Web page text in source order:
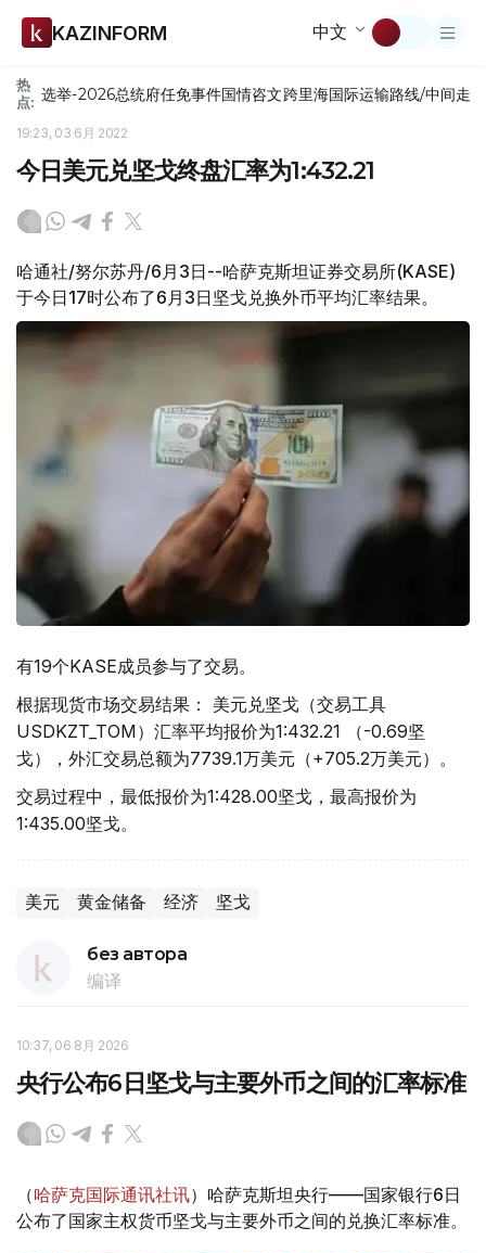
KAZINFORM 中文
热
点: 选举-2026总统府任免事件国情咨文跨里海国际运输路线/中间走廊
19:23, 03 6月 2022
今日美元兑坚戈终盘汇率为1:432.21
哈通社/努尔苏丹/6月3日--哈萨克斯坦证券交易所(KASE)
于今日17时公布了6月3日坚戈兑换外币平均汇率结果。
有19个KASE成员参与了交易。
根据现货市场交易结果： 美元兑坚戈（交易工具
USDKZT_TOM）汇率平均报价为1:432.21 （-0.69坚
戈），外汇交易总额为7739.1万美元（+705.2万美元）。
交易过程中，最低报价为1:428.00坚戈，最高报价为
1:435.00坚戈。
美元 黄金储备 经济 坚戈
без автора
编译
10:37, 06 8月 2026
央行公布6日坚戈与主要外币之间的汇率标准
（哈萨克国际通讯社讯）哈萨克斯坦央行——国家银行6日
公布了国家主权货币坚戈与主要外币之间的兑换汇率标准。